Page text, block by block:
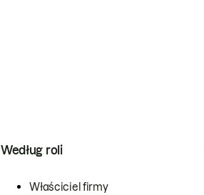
Według roli
Właściciel firmy